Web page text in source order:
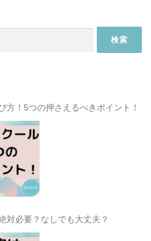
方！5つの押さえるべきポイント！
対必要？なしでも大丈夫？